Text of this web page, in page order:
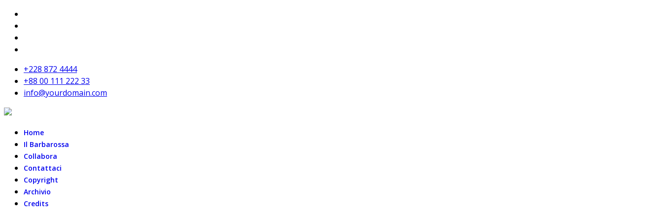
+228 872 4444
+88 00 111 222 33
info@yourdomain.com
Home
Il Barbarossa
Collabora
Contattaci
Copyright
Archivio
Credits